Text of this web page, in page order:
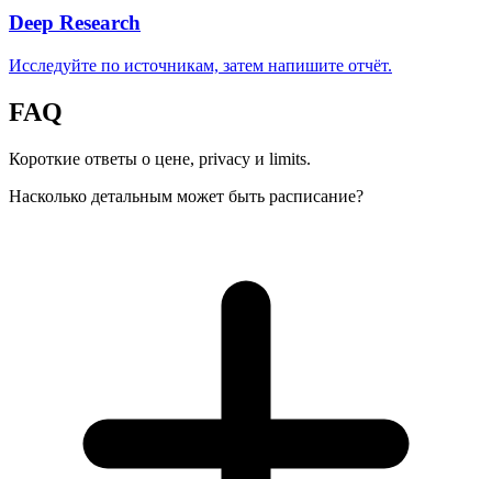
Deep Research
Исследуйте по источникам, затем напишите отчёт.
FAQ
Короткие ответы о цене, privacy и limits.
Насколько детальным может быть расписание?